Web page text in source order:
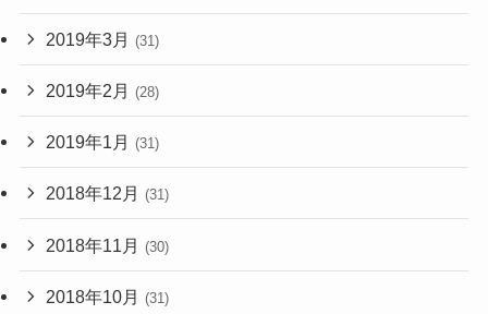
2019年3月 (31)
2019年2月 (28)
2019年1月 (31)
2018年12月 (31)
2018年11月 (30)
2018年10月 (31)